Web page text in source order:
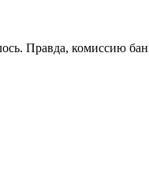
Правда, комиссию